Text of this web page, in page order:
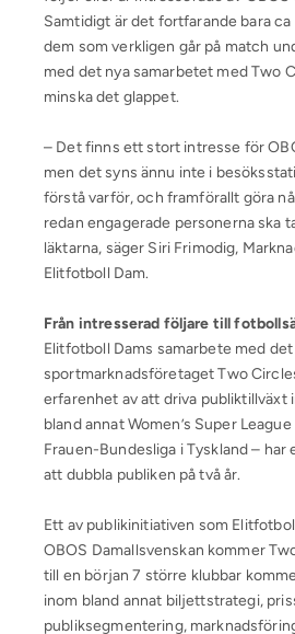
Samtidigt är det fortfarande bara
dem som verkligen går på match
med det nya samarbetet med Two
minska det glappet.
– Det finns ett stort intresse för
men det syns ännu inte i
förstå varför, och framförallt göra
redan engagerade personerna ska
läktarna, säger Siri Frimodig,
Elitfotboll Dam.
Från intresserad följare till
Elitfotboll Dams samarbete med
sportmarknadsföretaget Two
erfarenhet av att driva publiktillväxt
bland annat Women’s Super
Frauen-Bundesliga i Tyskland – har
att dubbla publiken på två år.
Ett av publikinitiativen som
OBOS Damallsvenskan kommer
till en början 7 större klubbar
inom bland annat biljettstrategi,
publiksegmentering,